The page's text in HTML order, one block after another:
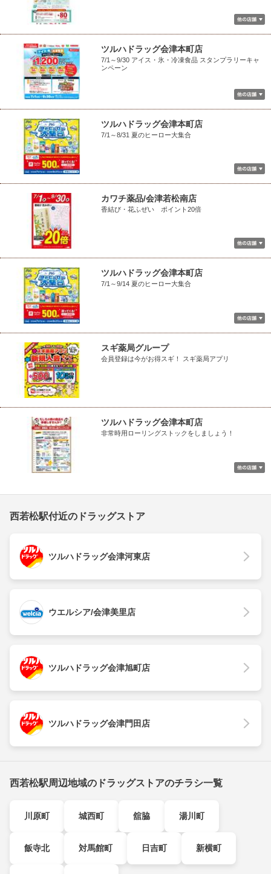
ツルハドラッグ会津本町店
7/1～9/30 アイス・氷・冷凍食品 スタンプラリーキャ
ンペーン
ツルハドラッグ会津本町店
7/1～8/31 夏のヒーロー大集合
カワチ薬品/会津若松南店
香結び・花ふぜい ポイント20倍
ツルハドラッグ会津本町店
7/1～9/14 夏のヒーロー大集合
スギ薬局グループ
会員登録は今がお得スギ！ スギ薬局アプリ
ツルハドラッグ会津本町店
非常時用ローリングストックをしましょう！
西若松駅付近のドラッグストア
ツルハドラッグ会津河東店
ウエルシア/会津美里店
ツルハドラッグ会津旭町店
ツルハドラッグ会津門田店
西若松駅周辺地域のドラッグストアのチラシ一覧
川原町 城西町 舘脇 湯川町
飯寺北 対馬館町 日吉町 新横町